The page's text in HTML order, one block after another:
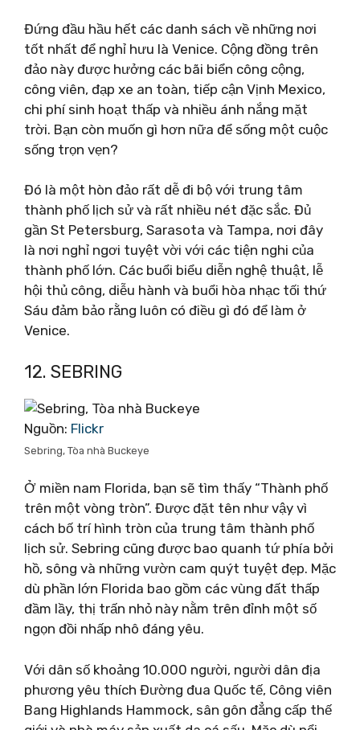
Đứng đầu hầu hết các danh sách về những nơi
tốt nhất để nghỉ hưu là Venice. Cộng đồng trên
đảo này được hưởng các bãi biển công cộng,
công viên, đạp xe an toàn, tiếp cận Vịnh Mexico,
chi phí sinh hoạt thấp và nhiều ánh nắng mặt
trời. Bạn còn muốn gì hơn nữa để sống một cuộc
sống trọn vẹn?
Đó là một hòn đảo rất dễ đi bộ với trung tâm
thành phố lịch sử và rất nhiều nét đặc sắc. Đủ
gần St Petersburg, Sarasota và Tampa, nơi đây
là nơi nghỉ ngơi tuyệt vời với các tiện nghi của
thành phố lớn. Các buổi biểu diễn nghệ thuật, lễ
hội thủ công, diễu hành và buổi hòa nhạc tối thứ
Sáu đảm bảo rằng luôn có điều gì đó để làm ở
Venice.
12. SEBRING
Nguồn: Flickr
Sebring, Tòa nhà Buckeye
Ở miền nam Florida, bạn sẽ tìm thấy “Thành phố
trên một vòng tròn”. Được đặt tên như vậy vì
cách bố trí hình tròn của trung tâm thành phố
lịch sử. Sebring cũng được bao quanh tứ phía bởi
hồ, sông và những vườn cam quýt tuyệt đẹp. Mặc
dù phần lớn Florida bao gồm các vùng đất thấp
đầm lầy, thị trấn nhỏ này nằm trên đỉnh một số
ngọn đồi nhấp nhô đáng yêu.
Với dân số khoảng 10.000 người, người dân địa
phương yêu thích Đường đua Quốc tế, Công viên
Bang Highlands Hammock, sân gôn đẳng cấp thế